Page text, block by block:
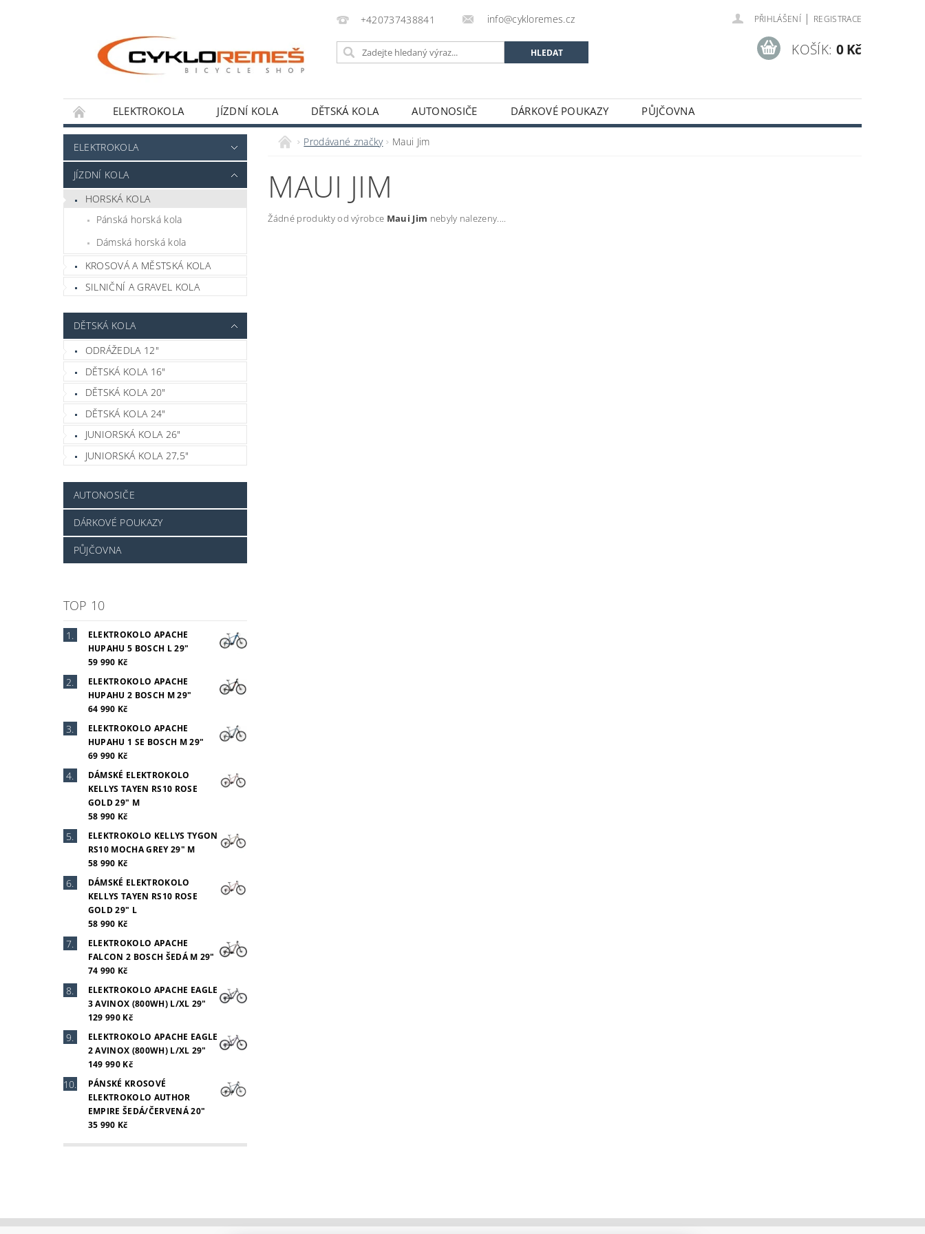
+420737438841 info@cykloremes.cz PŘIHLÁŠENÍ | REGISTRACE
KOŠÍK: 0 Kč
ELEKTROKOLA JÍZDNÍ KOLA DĚTSKÁ KOLA AUTONOSIČE DÁRKOVÉ POUKAZY
PŮJČOVNA
OBCHODNÍ PODMÍNKY
KONTAKT
ELEKTROKOLA
JÍZDNÍ KOLA
HORSKÁ KOLA
Pánská horská kola
Dámská horská kola
KROSOVÁ A MĚSTSKÁ KOLA
SILNIČNÍ A GRAVEL KOLA
DĚTSKÁ KOLA
ODRÁŽEDLA 12"
DĚTSKÁ KOLA 16"
DĚTSKÁ KOLA 20"
DĚTSKÁ KOLA 24"
JUNIORSKÁ KOLA 26"
JUNIORSKÁ KOLA 27,5"
AUTONOSIČE
DÁRKOVÉ POUKAZY
PŮJČOVNA
TOP 10
ELEKTROKOLO APACHE
HUPAHU 5 BOSCH L 29"
59 990 Kč
ELEKTROKOLO APACHE
HUPAHU 2 BOSCH M 29"
64 990 Kč
ELEKTROKOLO APACHE
HUPAHU 1 SE BOSCH M 29"
69 990 Kč
DÁMSKÉ ELEKTROKOLO
KELLYS TAYEN RS10 ROSE
GOLD 29" M
58 990 Kč
ELEKTROKOLO KELLYS TYGON
RS10 MOCHA GREY 29" M
58 990 Kč
DÁMSKÉ ELEKTROKOLO
KELLYS TAYEN RS10 ROSE
GOLD 29" L
58 990 Kč
ELEKTROKOLO APACHE
FALCON 2 BOSCH ŠEDÁ M 29"
74 990 Kč
ELEKTROKOLO APACHE EAGLE
3 AVINOX (800WH) L/XL 29"
129 990 Kč
ELEKTROKOLO APACHE EAGLE
2 AVINOX (800WH) L/XL 29"
149 990 Kč
PÁNSKÉ KROSOVÉ
ELEKTROKOLO AUTHOR
EMPIRE ŠEDÁ/ČERVENÁ 20"
35 990 Kč
Prodávané značky Maui Jim
MAUI JIM
Žádné produkty od výrobce Maui Jim nebyly nalezeny....